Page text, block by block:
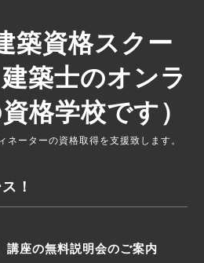
築資格スクー
築士のオンラ
格学校です）
ネーターの資格取得を支援致します。
！
講座の無料説明会のご案内